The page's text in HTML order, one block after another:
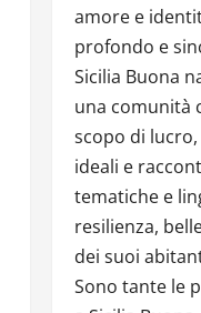
amore e
profondo e
Sicilia Buona
una comunità
scopo di
ideali e
tematiche e
resilienza,
dei suoi
Sono tante le